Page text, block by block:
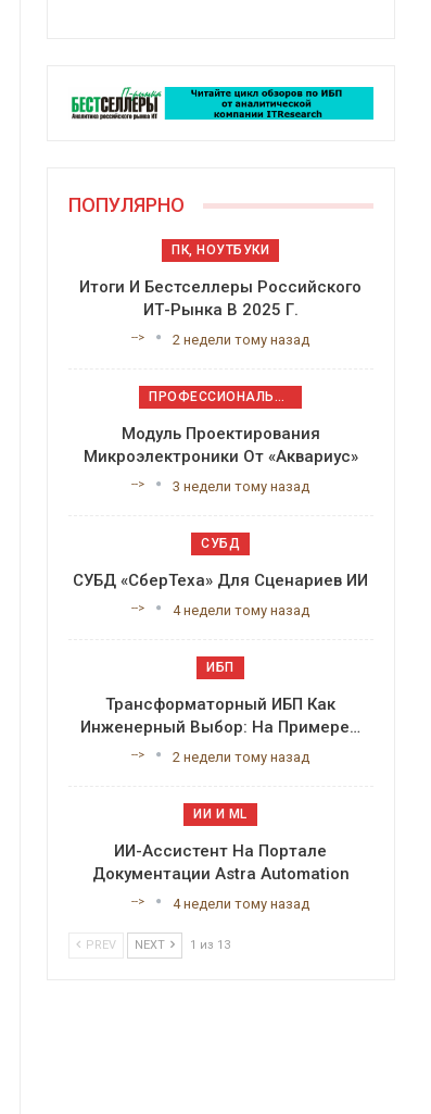
ПОПУЛЯРНО
ПК, НОУТБУКИ
Итоги И Бестселлеры Российского
ИТ-Рынка В 2025 Г.
--> 2 недели тому назад
ПРОФЕССИОНАЛЬНОЕ ПРИКЛАДНОЕ ПО
Модуль Проектирования
Микроэлектроники От «Аквариус»
--> 3 недели тому назад
СУБД
СУБД «СберТеха» Для Сценариев ИИ
--> 4 недели тому назад
ИБП
Трансформаторный ИБП Как
Инженерный Выбор: На Примере…
--> 2 недели тому назад
ИИ И ML
ИИ-Ассистент На Портале
Документации Astra Automation
--> 4 недели тому назад
PREV NEXT 1 из 13